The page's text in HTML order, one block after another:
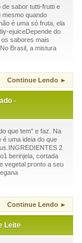
de sabor tutti-frutti e
mesmo quando
é uma só fruta, ela
ejuiceDepende do
sabores mais
Brasil, a mistura
Continue Lendo ►
-
que tem” e faz. Na
é uma ideia do que
2
berinjela, cortada
vegetal pronto a seu
Continue Lendo ►
Leite